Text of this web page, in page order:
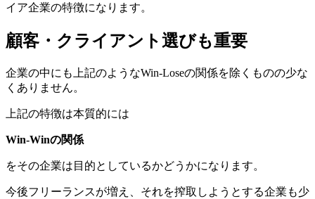
イア企業の特徴になります。
顧客・クライアント選びも重要
企業の中にも上記のようなWin-Loseの関係を除くものの少な
くありません。
上記の特徴は本質的には
Win-Winの関係
をその企業は目的としているかどうかになります。
今後フリーランスが増え、それを搾取しようとする企業も少